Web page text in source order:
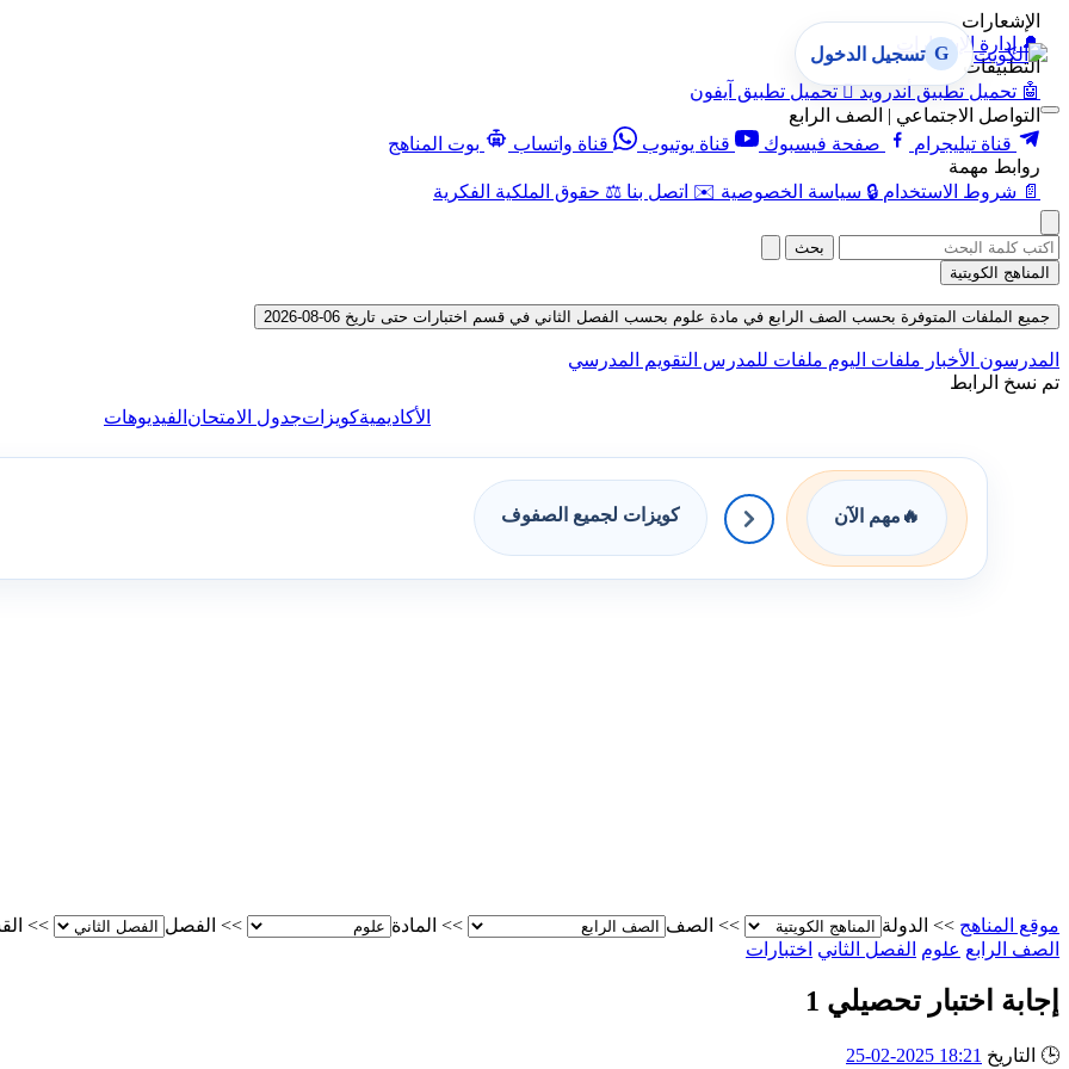
الإشعارات
🔔 إدارة الإشعارات
التطبيقات
🤖 تحميل تطبيق أندرويد  تحميل تطبيق آيفون
التواصل الاجتماعي | الصف الرابع
قناة تيليجرام
صفحة فيسبوك قناة يوتيوب قناة واتساب
بوت المناهج
روابط مهمة
📄 شروط الاستخدام 🔒 سياسة الخصوصية ✉️ اتصل بنا ⚖️ حقوق الملكية الفكرية
G تسجيل الدخول
بحث
المناهج الكويتية
جميع الملفات المتوفرة بحسب الصف الرابع في مادة علوم بحسب الفصل الثاني في قسم اختبارات حتى تاريخ 06-08-2026
المدرسون الأخبار ملفات اليوم ملفات للمدرس التقويم المدرسي
تم نسخ الرابط
الأكاديميةكويزاتجدول الامتحان الفيديوهات
🔥 مهم الآن كويزات لجميع الصفوف
موقع المناهج >> الدولة >> الصف >> المادة >> الفصل >>
الصف الرابع علوم الفصل الثاني اختبارات
إجابة اختبار تحصيلي 1
🕒 التاريخ 18:21 2025-02-25